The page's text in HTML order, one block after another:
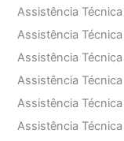
Assistência
Assistência
Assistência
Assistência
Assistência
Assistência